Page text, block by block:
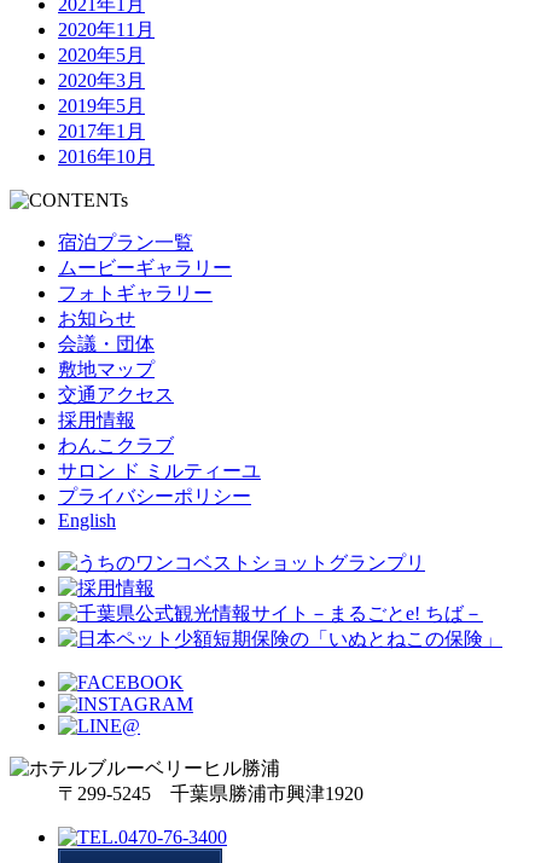
2021年1月
2020年11月
2020年5月
2020年3月
2019年5月
2017年1月
2016年10月
宿泊プラン一覧
ムービーギャラリー
フォトギャラリー
お知らせ
会議・団体
敷地マップ
交通アクセス
採用情報
わんこクラブ
サロン ド ミルティーユ
プライバシーポリシー
English
〒299-5245 千葉県勝浦市興津1920